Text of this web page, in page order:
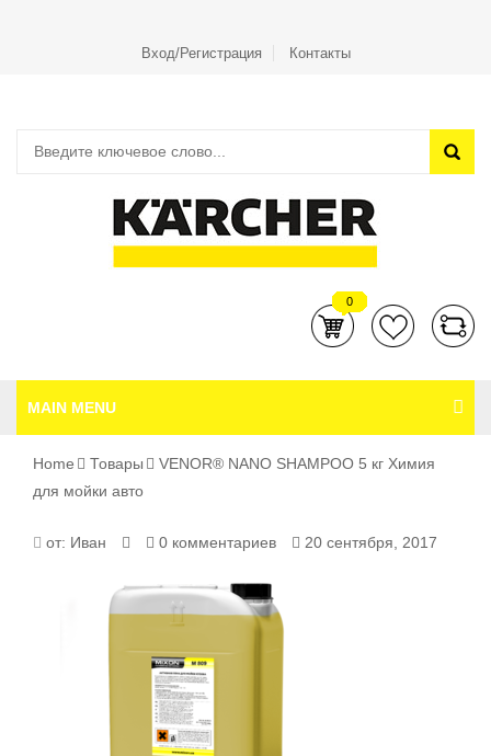
Вход/Регистрация Контакты
0
MAIN MENU
Home Товары
VENOR® NANO SHAMPOО 5 кг Химия
для мойки авто
от: Иван 0 комментариев 20 сентября, 2017